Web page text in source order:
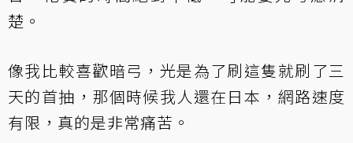
楚。
像我比較喜歡暗弓，光是為了刷這隻就刷了三
天的首抽，那個時候我人還在日本，網路速度
有限，真的是非常痛苦。